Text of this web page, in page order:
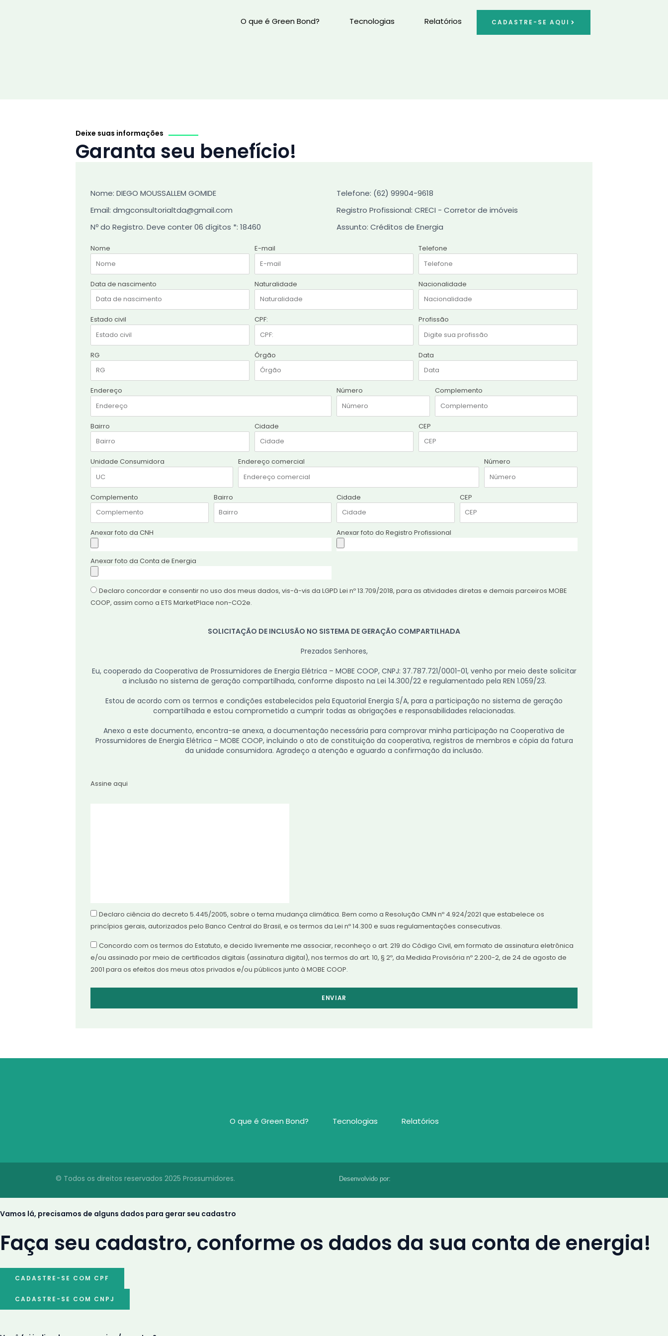
O que é Green Bond? Tecnologias Relatórios CADASTRE-SE AQUI
Deixe suas informações
Garanta seu benefício!
Nome: DIEGO MOUSSALLEM GOMIDE
Telefone: (62) 99904-9618
Email: dmgconsultorialtda@gmail.com
Registro Profissional: CRECI - Corretor de imóveis
Nº do Registro. Deve conter 06 dígitos *: 18460
Assunto: Créditos de Energia
Nome E-mail Telefone
Data de nascimento Naturalidade Nacionalidade
Estado civil CPF: Profissão
RG Órgão Data
Endereço Número Complemento
Bairro Cidade CEP
Unidade Consumidora Endereço comercial Número
Complemento Bairro Cidade CEP
Anexar foto da CNH Anexar foto do Registro Profissional
Anexar foto da Conta de Energia
Declaro concordar e consentir no uso dos meus dados, vis-à-vis da LGPD Lei nº 13.709/2018, para as atividades diretas e demais parceiros MOBE
COOP, assim como a ETS MarketPlace non-CO2e.
SOLICITAÇÃO DE INCLUSÃO NO SISTEMA DE GERAÇÃO COMPARTILHADA
Prezados Senhores,
Eu, cooperado da Cooperativa de Prossumidores de Energia Elétrica – MOBE COOP, CNPJ: 37.787.721/0001-01, venho por meio deste solicitar
a inclusão no sistema de geração compartilhada, conforme disposto na Lei 14.300/22 e regulamentado pela REN 1.059/23.
Estou de acordo com os termos e condições estabelecidos pela Equatorial Energia S/A, para a participação no sistema de geração
compartilhada e estou comprometido a cumprir todas as obrigações e responsabilidades relacionadas.
Anexo a este documento, encontra-se anexa, a documentação necessária para comprovar minha participação na Cooperativa de
Prossumidores de Energia Elétrica – MOBE COOP, incluindo o ato de constituição da cooperativa, registros de membros e cópia da fatura
da unidade consumidora. Agradeço a atenção e aguardo a confirmação da inclusão.
Assine aqui
Declaro ciência do decreto 5.445/2005, sobre o tema mudança climática. Bem como a Resolução CMN nº 4.924/2021 que estabelece os
princípios gerais, autorizados pelo Banco Central do Brasil, e os termos da Lei nº 14.300 e suas regulamentações consecutivas.
Concordo com os termos do Estatuto, e decido livremente me associar, reconheço o art. 219 do Código Civil, em formato de assinatura eletrônica
e/ou assinado por meio de certificados digitais (assinatura digital), nos termos do art. 10, § 2º, da Medida Provisória nº 2.200-2, de 24 de agosto de
2001 para os efeitos dos meus atos privados e/ou públicos junto à MOBE COOP.
ENVIAR
O que é Green Bond? Tecnologias Relatórios
© Todos os direitos reservados 2025 Prossumidores. Desenvolvido por:
Vamos lá, precisamos de alguns dados para gerar seu cadastro
Faça seu cadastro, conforme os dados da sua conta de energia!
CADASTRE-SE COM CPF
CADASTRE-SE COM CNPJ